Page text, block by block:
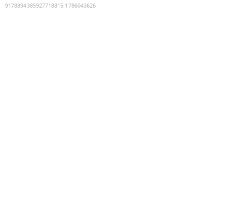
9178894385927718815:1786043626